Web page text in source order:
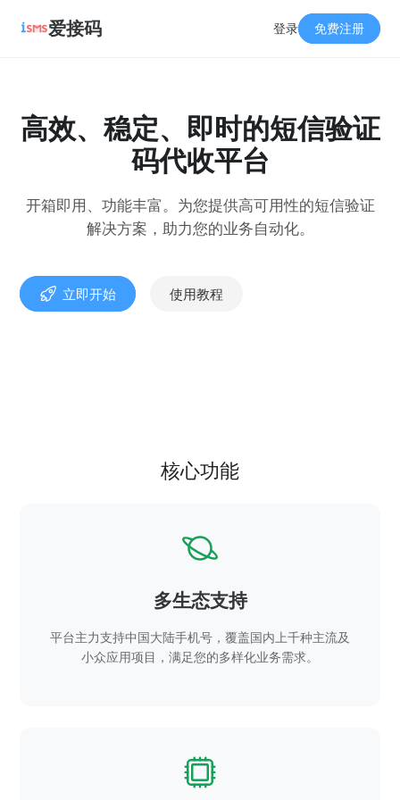
爱接码 登录 免费注册
高效、稳定、即时的短信验证
码代收平台
开箱即用、功能丰富。为您提供高可用性的短信验证
解决方案，助力您的业务自动化。
立即开始 使用教程
核心功能
多生态支持
平台主力支持中国大陆手机号，覆盖国内上千种主流及
小众应用项目，满足您的多样化业务需求。